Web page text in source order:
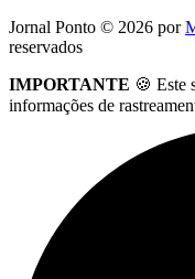
Jornal Ponto © 2026 por
reservados
IMPORTANTE 🍪 Este
informações de